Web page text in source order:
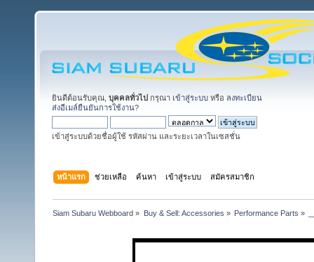
ยินดีต้อนรับคุณ, บุคคลทั่วไป กรุณา เข้าสู่ระบบ หรือ ลงทะเบียน
ส่งอีเมล์ยืนยันการใช้งาน?
เข้าสู่ระบบด้วยชื่อผู้ใช้ รหัสผ่าน และระยะเวลาในเซสชั่น
หน้าแรก ช่วยเหลือ ค้นหา เข้าสู่ระบบ สมัครสมาชิก
Siam Subaru Webboard » Buy & Sell: Accessories » Performance Parts »